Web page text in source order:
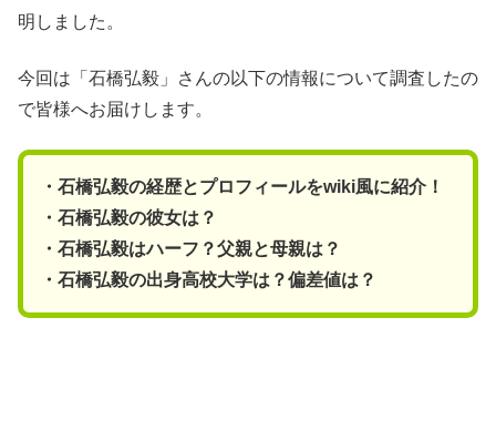
明しました。
今回は「石橋弘毅」さんの以下の情報について調査したの
で皆様へお届けします。
・石橋弘毅の経歴とプロフィールをwiki風に紹介！
・石橋弘毅の彼女は？
・石橋弘毅はハーフ？父親と母親は？
・石橋弘毅の出身高校大学は？偏差値は？